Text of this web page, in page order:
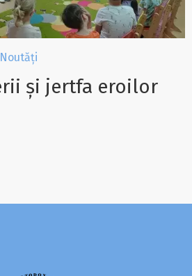
Noutăți
și jertfa eroilor